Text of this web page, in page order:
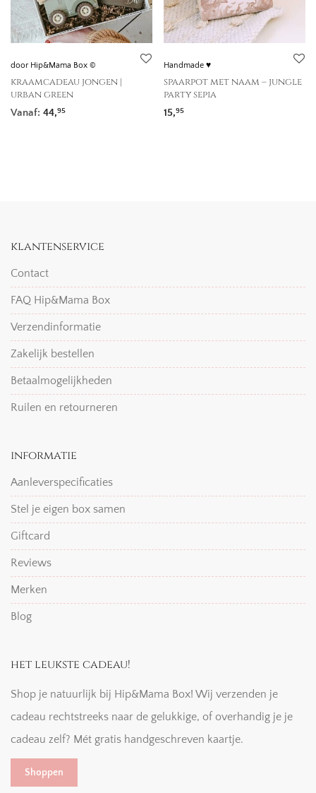
door Hip&Mama Box ©
kraamcadeau jongen |
urban green
Vanaf: 44,95
Handmade ♥
spaarpot met naam – jungle
party sepia
15,95
klantenservice
Contact
FAQ Hip&Mama Box
Verzendinformatie
Zakelijk bestellen
Betaalmogelijkheden
Ruilen en retourneren
informatie
Aanleverspecificaties
Stel je eigen box samen
Giftcard
Reviews
Merken
Blog
het leukste cadeau!
Shop je natuurlijk bij Hip&Mama Box! Wij verzenden je
cadeau rechtstreeks naar de gelukkige, of overhandig je je
cadeau zelf? Mét gratis handgeschreven kaartje.
Shoppen